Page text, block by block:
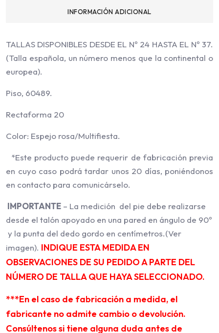
INFORMACIÓN ADICIONAL
TALLAS DISPONIBLES DESDE EL Nº 24 HASTA EL Nº 37.
(Talla española, un número menos que la continental o
europea).
Piso, 60489.
Rectaforma 20
Color: Espejo rosa/Multifiesta.
*Este producto puede requerir de fabricación previa
en cuyo caso podrá tardar unos 20 días, poniéndonos
en contacto para comunicárselo.
IMPORTANTE – La medición del pie debe realizarse
desde el talón apoyado en una pared en ángulo de 90º
y la punta del dedo gordo en centímetros.(Ver
imagen). INDIQUE ESTA MEDIDA EN
OBSERVACIONES DE SU PEDIDO A PARTE DEL
NÚMERO DE TALLA QUE HAYA SELECCIONADO.
***En el caso de fabricación a medida, el
fabricante no admite cambio o devolución.
Consúltenos si tiene alguna duda antes de